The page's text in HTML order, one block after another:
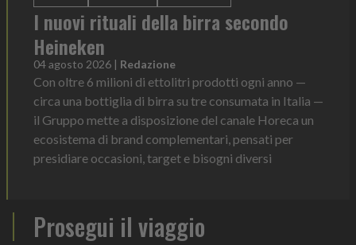
I nuovi rituali della birra secondo
Heineken
04 agosto 2026 | Redazione
Con oltre 6 milioni di ettolitri prodotti ogni anno —
circa una bottiglia di birra su tre consumata in Italia —
il Gruppo mette a disposizione del canale Horeca un
ecosistema di brand complementari, pensati per
presidiare occasioni, target e bisogni diversi
Prosegui il viaggio